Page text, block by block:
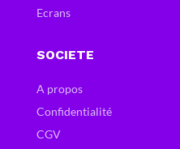
Ecrans
SOCIETE
A propos
Confidentialité
CGV